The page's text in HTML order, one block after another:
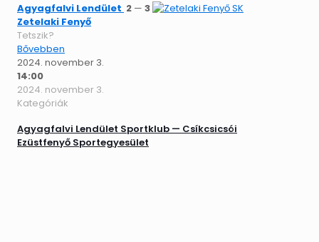
Agyagfalvi Lendület 2 — 3
Zetelaki Fenyő
Tetszik?
Bővebben
2024. november 3.
14:00
2024. november 3.
Kategóriák
Agyagfalvi Lendület Sportklub — Csíkcsicsói
Ezüstfenyő Sportegyesület